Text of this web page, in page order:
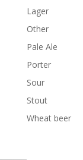
Lager
Other
Pale Ale
Porter
Sour
Stout
Wheat beer